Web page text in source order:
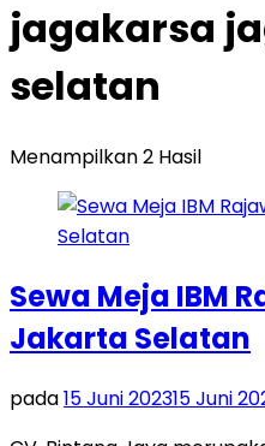
jagakarsa
selatan
Menampilkan 2 Hasil
Sewa Meja IBM
Jakarta Selatan
pada15 Juni 202315 Juni